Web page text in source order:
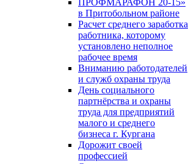
ПРОФМАРАФОН 20-15»
в Притобольном районе
Расчет среднего заработка
работника, которому
установлено неполное
рабочее время
Вниманию работодателей
и служб охраны труда
День социального
партнёрства и охраны
труда для предприятий
малого и среднего
бизнеса г. Кургана
Дорожит своей
профессией